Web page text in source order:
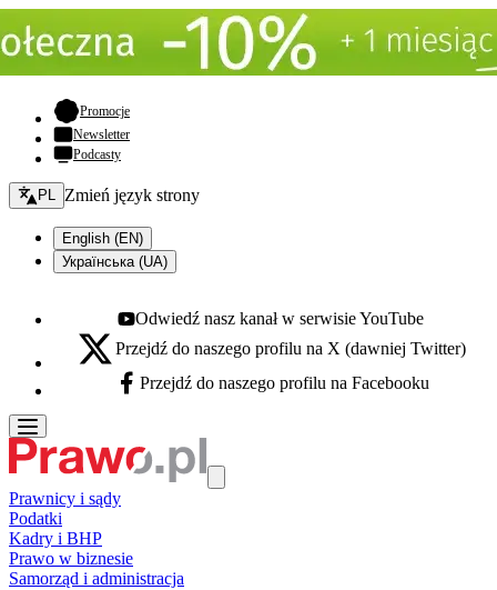
Promocje- otwiera się w nowej karcie
Newsletter
Podcasty
Zmień język - bieżący:
PL Zmień język strony
English (EN)
Українська (UA)
Youtube - otwiera się w nowej karcie
Odwiedź nasz kanał w serwisie YouTube
X - otwiera się w nowej karcie
Przejdź do naszego profilu na X (dawniej Twitter)
Facebook - otwiera się w nowej karcie
Przejdź do naszego profilu na Facebooku
Prawnicy i sądy
Podatki
Kadry i BHP
Prawo w biznesie
Samorząd i administracja